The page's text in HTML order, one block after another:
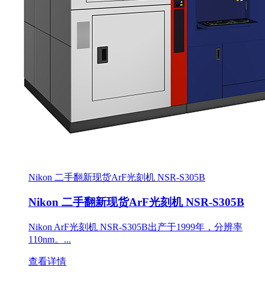
Nikon 二手翻新现货ArF光刻机 NSR-S305B
Nikon 二手翻新现货ArF光刻机 NSR-S305B
Nikon ArF光刻机 NSR-S305B出产于1999年，分辨率
110nm。...
查看详情